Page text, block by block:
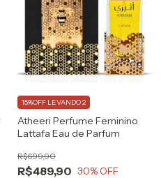
Atheeri Perfume Feminino
Lattafa Eau de Parfum
R$489,90
R$699,90
30% OFF
15%OFF LEVANDO 2